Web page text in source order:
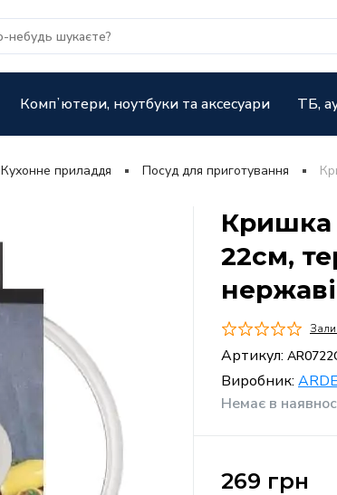
Компʼютери, ноутбуки та аксесуари ТБ,
Кухонне приладдя Посуд для приготування
Кришка
22см,
Артикул:
Виробник:
Немає в
269 грн